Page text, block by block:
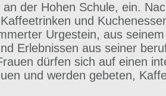
der Hohen Schule, ein.
und
Urgestein, aus
Erlebnissen aus seiner
dürfen sich auf einen
und werden gebeten,